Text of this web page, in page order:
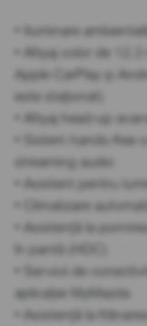
• Iluminare ambientală
• Afișaj color de
Apple CarPlay și
este staționat)
• Afișaj head-up
• Sistem hands-
streaming audio
• Asistent pentru
• Climatizare
• Asistență la
în pantă (HDC)
• Servicii de
aplicației MyMazda
• Asistență la